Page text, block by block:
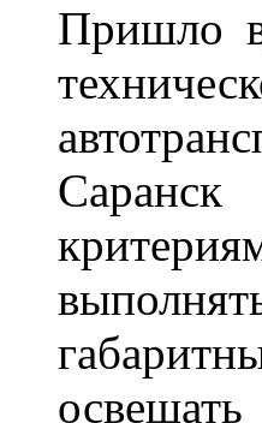
Пришло